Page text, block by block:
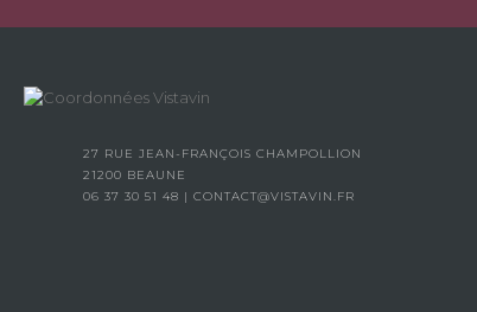
27 RUE JEAN-FRANÇOIS CHAMPOLLION
21200 BEAUNE
06 37 30 51 48 | CONTACT@VISTAVIN.FR